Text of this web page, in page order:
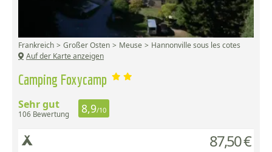
Camping Foxycamp
Frankreich Großer Osten Meuse
Hannonville sous les cotes
Auf der Karte anzeigen
Sehr gut
106 Bewertung 8,9/10
87,50 €